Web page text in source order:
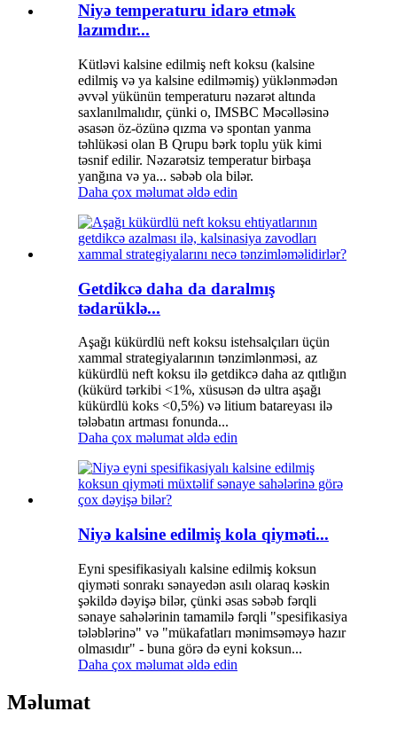
Niyə temperaturu idarə etmək
lazımdır...
Kütləvi kalsine edilmiş neft koksu (kalsine
edilmiş və ya kalsine edilməmiş) yüklənmədən
əvvəl yükünün temperaturu nəzarət altında
saxlanılmalıdır, çünki o, IMSBC Məcəlləsinə
əsasən öz-özünə qızma və spontan yanma
təhlükəsi olan B Qrupu bərk toplu yük kimi
təsnif edilir. Nəzarətsiz temperatur birbaşa
yanğına və ya... səbəb ola bilər.
Daha çox məlumat əldə edin
Getdikcə daha da daralmış
tədarüklə...
Aşağı kükürdlü neft koksu istehsalçıları üçün
xammal strategiyalarının tənzimlənməsi, az
kükürdlü neft koksu ilə getdikcə daha az qıtlığın
(kükürd tərkibi <1%, xüsusən də ultra aşağı
kükürdlü koks <0,5%) və litium batareyası ilə
tələbatın artması fonunda...
Daha çox məlumat əldə edin
Niyə kalsine edilmiş kola qiyməti...
Eyni spesifikasiyalı kalsine edilmiş koksun
qiyməti sonrakı sənayedən asılı olaraq kəskin
şəkildə dəyişə bilər, çünki əsas səbəb fərqli
sənaye sahələrinin tamamilə fərqli "spesifikasiya
tələblərinə" və "mükafatları mənimsəməyə hazır
olmasıdır" - buna görə də eyni koksun...
Daha çox məlumat əldə edin
Məlumat